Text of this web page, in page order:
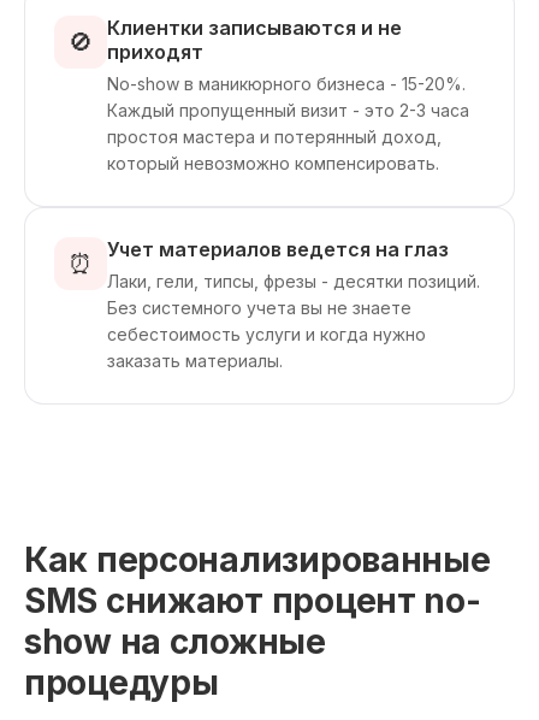
🚫
Клиентки записываются и не
приходят
No-show в маникюрного бизнеса - 15-20%.
Каждый пропущенный визит - это 2-3 часа
простоя мастера и потерянный доход,
который невозможно компенсировать.
⏰ Учет материалов ведется на глаз
Лаки, гели, типсы, фрезы - десятки позиций.
Без системного учета вы не знаете
себестоимость услуги и когда нужно
заказать материалы.
Как персонализированные
SMS снижают процент no-
show на сложные
процедуры